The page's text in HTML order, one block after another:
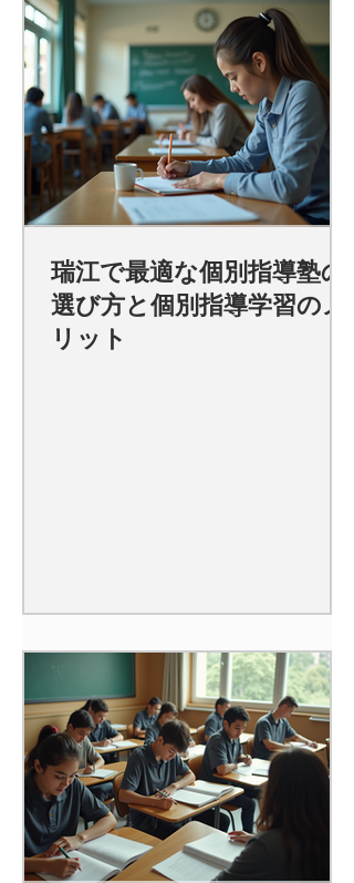
瑞江で最適な個別指導塾の
選び方と個別指導学習のメ
リット